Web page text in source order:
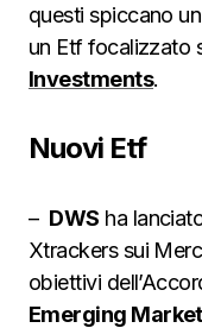
questi spiccano
un Etf focalizzato
Investments.
Nuovi Etf
– DWS ha
Xtrackers sui
obiettivi
Emerging